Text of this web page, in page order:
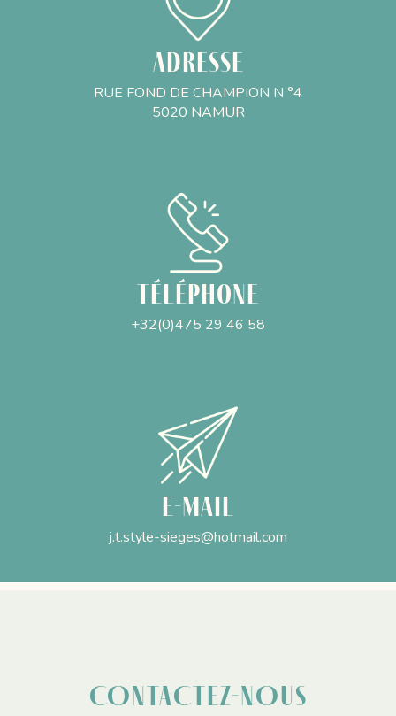
Adresse
RUE FOND DE CHAMPION N °4
5020 NAMUR
Téléphone
+32(0)475 29 46 58
E-mail
j.t.style-sieges@hotmail.com
CONTACTEZ-NOUS